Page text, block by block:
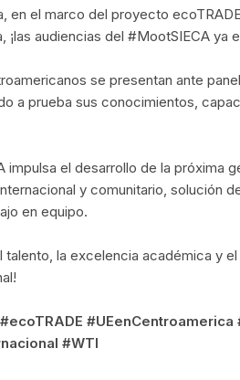
en el marco del proyecto
audiencias del #MootSIECA ya
se presentan ante
a prueba sus conocimientos,
el desarrollo de la próxima
y comunitario, solución
en equipo.
talento, la excelencia académica y
#WTI